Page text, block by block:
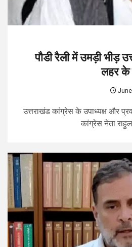
पौडी‌ रैली में उमड़ी भीड़
लहर के
उत्तराखंड कांग्रेस के उपाध्यक्ष और
कांग्रेस नेता